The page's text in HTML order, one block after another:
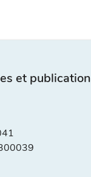
et publication